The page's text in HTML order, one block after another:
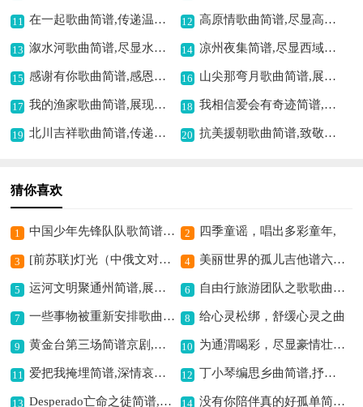
11 在一起歌曲简谱,传递温暖情谊 12 高原情歌曲简谱,尽显高原深情
13 溆水河歌曲简谱,尽显水乡风情 14 凉州夜集简谱,尽显西域风情
15 感谢有你歌曲简谱,感恩情谊暖人心 16 山尖那弯月歌曲简谱,展现静谧意境
17 我的渔家歌曲简谱,展现渔家风情 18 我相信爱会有奇迹简谱,传递爱与希望
19 北川吉祥歌曲简谱,传递北川祥瑞 20 抗美援朝歌曲简谱,致敬英雄岁月
猜你喜欢
1 中国少年先锋队队歌简谱,展现少年蓬勃朝气 2 四季童谣，唱出多彩童年,
3 [前苏联]灯光（中俄文对照）简谱,经典歌曲的回忆 4 美丽世界的孤儿吉他谱六线谱,孤独呐喊的心声
5 运河文明聚通州简谱,展现通州风采 6 自由行旅游团队之歌歌曲简谱,畅享旅途自由意
7 一些事物被重新安排歌曲简谱,展现别样新秩序 8 给心灵松绑，舒缓心灵之曲
9 黄金台第三场简谱京剧,展现忠义之情怀 10 为通渭喝彩，尽显豪情壮志,
11 爱把我掩埋简谱,深情哀伤之韵 12 丁小琴编思乡曲简谱,抒发思乡之情
13 Desperado亡命之徒简谱,沧桑感十足的歌曲 14 没有你陪伴真的好孤单简谱,唱出孤单心境